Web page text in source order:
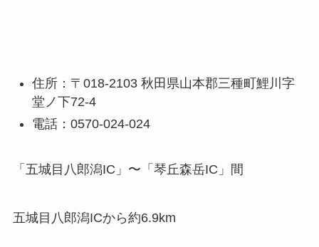
住所：〒018-2103 秋田県山本郡三種町鯉川字
堂ノ下72-4
電話：0570-024-024
「五城目八郎潟IC」〜「琴丘森岳IC」間
五城目八郎潟ICから約6.9km